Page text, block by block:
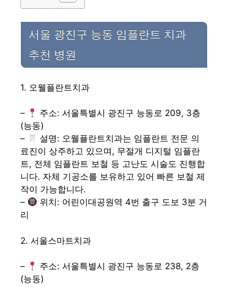
서울 광진구 능동 임플란트 치과
추천 병원
1. 오웰플란트치과
–
주소: 서울특별시 광진구 능동로 209, 3층
(능동)
–
설명: 오웰플란트치과는 임플란트 전문 의
료진이 상주하고 있으며, 무절개 디지털 임플란
트, 전체 임플란트 보철 등 고난도 시술도 진행합
니다. 자체 기공소를 보유하고 있어 빠른 보철 제
작이 가능합니다.
–
위치: 어린이대공원역 4번 출구 도보 3분 거
리
2. 서울스마트치과
–
주소: 서울특별시 광진구 능동로 238, 2층
(능동)